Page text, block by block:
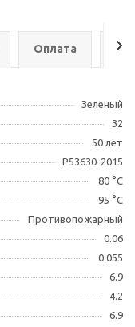
Оплата
Зеленый
32
50 лет
Р53630-2015
80 °С
95 °С
Противопожарный
0.06
0.055
6.9
4.2
6.9